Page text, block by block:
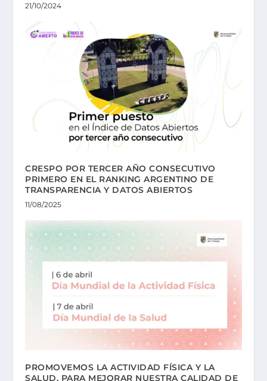
21/10/2024
CRESPO POR TERCER AÑO CONSECUTIVO
PRIMERO EN EL RANKING ARGENTINO DE
TRANSPARENCIA Y DATOS ABIERTOS
11/08/2025
PROMOVEMOS LA ACTIVIDAD FÍSICA Y LA
SALUD, PARA MEJORAR NUESTRA CALIDAD DE